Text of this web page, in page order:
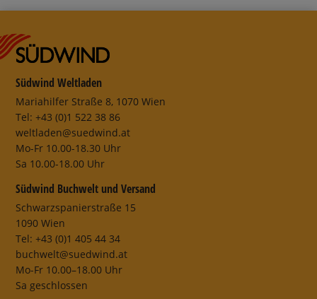
Südwind Weltladen
Mariahilfer Straße 8, 1070 Wien
Tel: +43 (0)1 522 38 86
weltladen@suedwind.at
Mo-Fr 10.00-18.30 Uhr
Sa 10.00-18.00 Uhr
Südwind Buchwelt und Versand
Schwarzspanierstraße 15
1090 Wien
Tel: +43 (0)1 405 44 34
buchwelt@suedwind.at
Mo-Fr 10.00–18.00 Uhr
Sa geschlossen